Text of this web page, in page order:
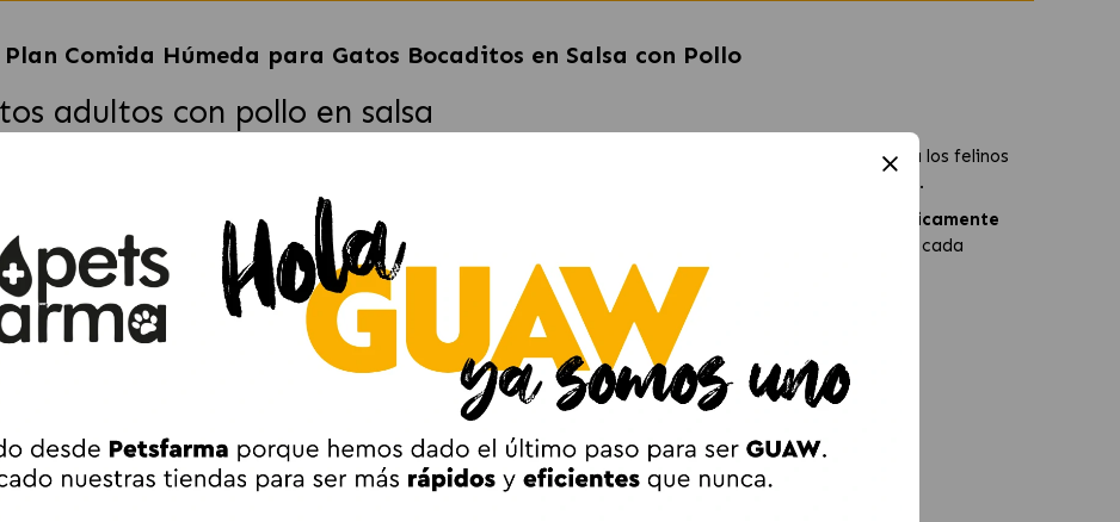
Plan Comida Húmeda para Gatos Bocaditos en Salsa con Pollo
adultos con pollo en salsa
ofrece una textura suave y jugosa en prácticos bocaditos en salsa, diseñada para satisfacer incluso a los felinos
para gatos de
, aportando la energía necesaria para mantener un estilo de vida activo y saludable.
que ayudan a preservar la masa musculary a mantener la vitalidad. Además, contiene
antioxidantes clínicamente
y Eque contribuyen a reforzar elsistema inmunológico
, ofreciendo una nutrición completa y equilibrada en cada
de 1 a 6 años.
un peso saludable.